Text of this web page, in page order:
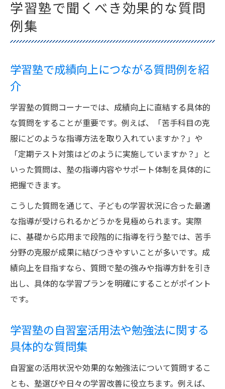
学習塾で聞くべき効果的な質問
例集
学習塾で成績向上につながる質問例を紹
介
学習塾の質問コーナーでは、成績向上に直結する具体的
な質問をすることが重要です。例えば、「苦手科目の克
服にどのような指導方法を取り入れていますか？」や
「定期テスト対策はどのように実施していますか？」と
いった質問は、塾の指導内容やサポート体制を具体的に
把握できます。
こうした質問を通じて、子どもの学習状況に合った最適
な指導が受けられるかどうかを見極められます。実際
に、基礎から応用まで段階的に指導を行う塾では、苦手
分野の克服が成果に結びつきやすいことが多いです。成
績向上を目指すなら、質問で塾の強みや指導方針を引き
出し、具体的な学習プランを明確にすることがポイント
です。
学習塾の自習室活用法や勉強法に関する
具体的な質問集
自習室の活用状況や効果的な勉強法について質問するこ
とも、塾選びや日々の学習改善に役立ちます。例えば、